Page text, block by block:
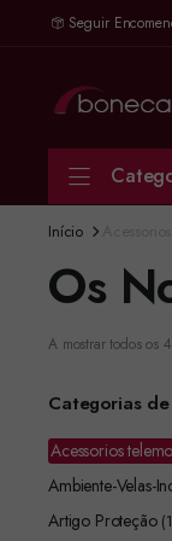
Seguir
Início
Os
A mostrar todos os
Categorias
Acessorios
Ambiente-Velas-
Artigo Proteção